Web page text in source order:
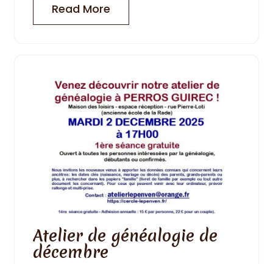
Read More
Atelier de généalogie de
décembre